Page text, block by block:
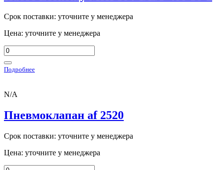
Срок поставки: уточните у менеджера
Цена: уточните у менеджера
Подробнее
N/A
Пневмоклапан af 2520
Срок поставки: уточните у менеджера
Цена: уточните у менеджера